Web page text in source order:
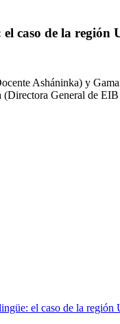
caso de la región
Asháninka) y
(Directora General de
el caso de la región